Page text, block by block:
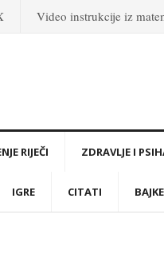
Video instrukcije iz
RIJEČI ZDRAVLJE I
IGRE CITATI BAJKE